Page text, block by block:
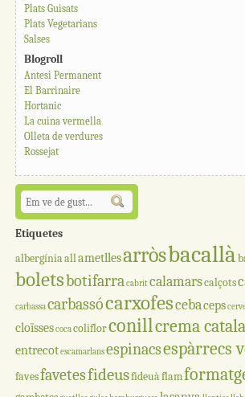
Plats Guisats
Plats Vegetarians
Salses
Blogroll
Antesi Permanent
El Barrinaire
Hortanic
La cuina vermella
Olleta de verdures
Rossejat
Etiquetes
albergíniaallametllesarròsbacallà
boletsbotifarracabritcalamarscalçots
carbassacarbassócarxofescebaceps
cloïssescocacoliflorconillcrema
entrecotescamarlansespinacsespàrrecs
favesfavetesfideusfideuàflam